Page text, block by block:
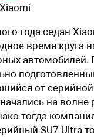
года седан
время круга
автомобилей.
от
на волне
тогда
SU7 Ultra